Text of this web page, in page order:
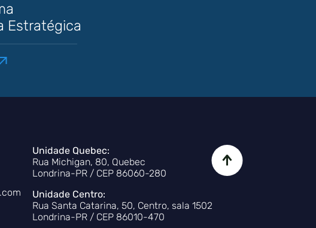
Estratégica
Unidade Quebec:
Rua Michigan, 80, Quebec
Londrina-PR / CEP 86060-280
Unidade Centro:
Rua Santa Catarina, 50, Centro, sala 1502
Londrina-PR / CEP 86010-470